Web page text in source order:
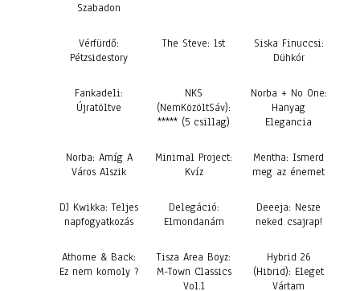
Szabadon
Vérfürdő:
Pétzsidestory
The Steve: 1st
Siska Finuccsi:
Dühkór
Fankadeli:
Újratöltve
NKS
(NemKözöltSáv):
***** (5 csillag)
Norba + No One:
Hanyag
Elegancia
Norba: Amíg A
Város Alszik
Minimal Project:
Kvíz
Mentha: Ismerd
meg az énemet
DJ Kwikka: Teljes
napfogyatkozás
Delegáció:
Elmondanám
Deeeja: Nesze
neked csajrap!
Athome & Back:
Ez nem komoly ?
Tisza Area Boyz:
M-Town Classics
Vol.1
Hybrid 26
(Hibrid): Eleget
Vártam